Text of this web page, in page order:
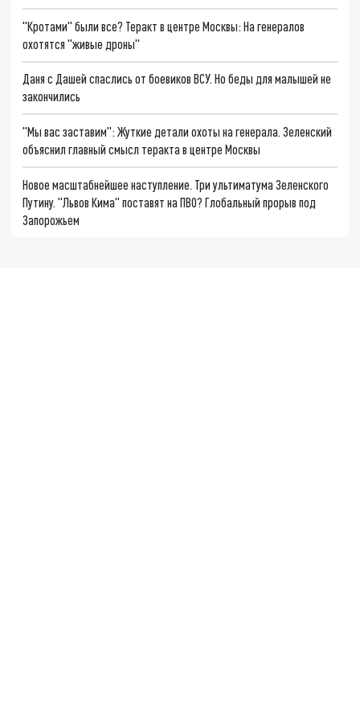
"Кротами" были все? Теракт в центре Москвы: На генералов
охотятся "живые дроны"
Даня с Дашей спаслись от боевиков ВСУ. Но беды для малышей не
закончились
"Мы вас заставим": Жуткие детали охоты на генерала. Зеленский
объяснил главный смысл теракта в центре Москвы
Новое масштабнейшее наступление. Три ультиматума Зеленского
Путину. "Львов Кима" поставят на ПВО? Глобальный прорыв под
Запорожьем